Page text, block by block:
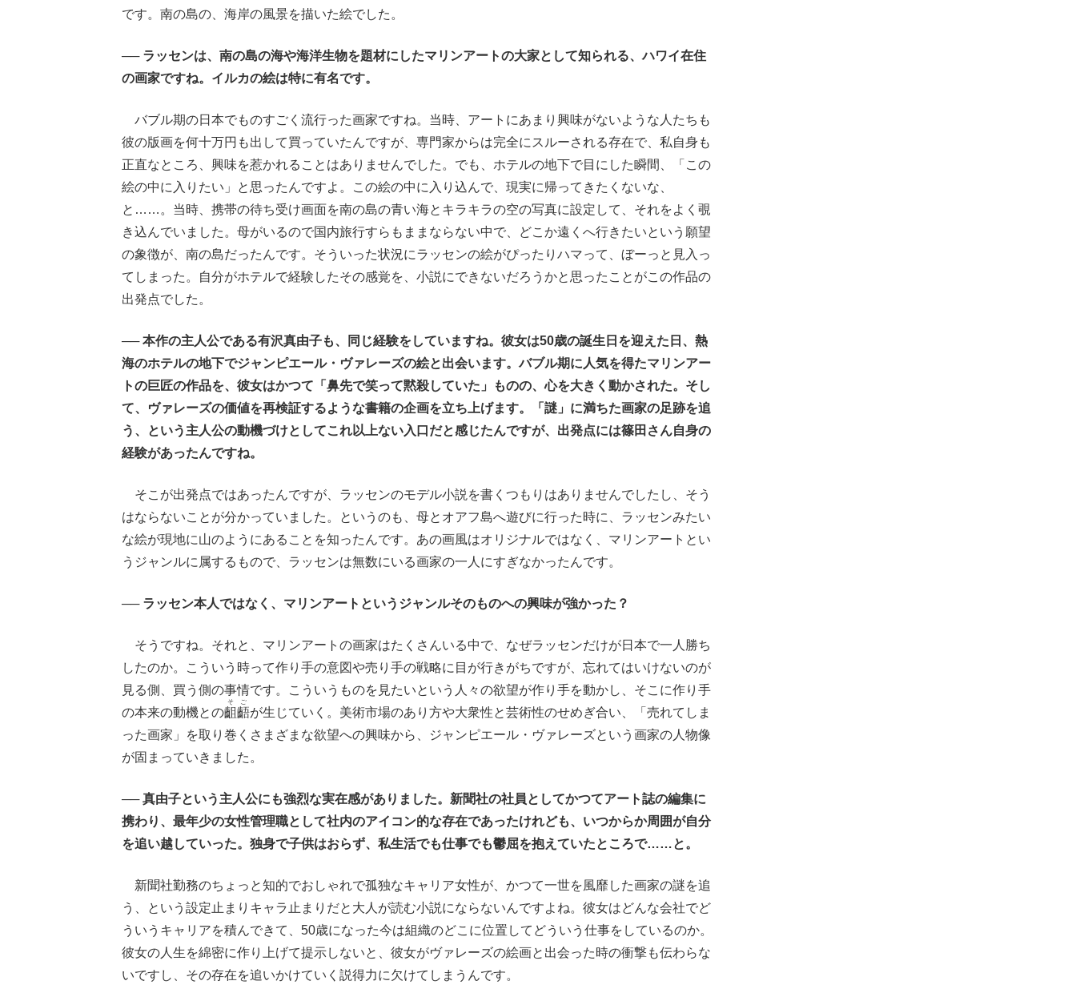
です。南の島の、海岸の風景を描いた絵でした。
── ラッセンは、南の島の海や海洋生物を題材にしたマリンアートの大家として知られる、ハワイ在住
の画家ですね。イルカの絵は特に有名です。
バブル期の日本でものすごく流行った画家ですね。当時、アートにあまり興味がないような人たちも
彼の版画を何十万円も出して買っていたんですが、専門家からは完全にスルーされる存在で、私自身も
正直なところ、興味を惹かれることはありませんでした。でも、ホテルの地下で目にした瞬間、「この
絵の中に入りたい」と思ったんですよ。この絵の中に入り込んで、現実に帰ってきたくないな、
と……。当時、携帯の待ち受け画面を南の島の青い海とキラキラの空の写真に設定して、それをよく覗
き込んでいました。母がいるので国内旅行すらもままならない中で、どこか遠くへ行きたいという願望
の象徴が、南の島だったんです。そういった状況にラッセンの絵がぴったりハマって、ぼーっと見入っ
てしまった。自分がホテルで経験したその感覚を、小説にできないだろうかと思ったことがこの作品の
出発点でした。
── 本作の主人公である有沢真由子も、同じ経験をしていますね。彼女は50歳の誕生日を迎えた日、熱
海のホテルの地下でジャンピエール・ヴァレーズの絵と出会います。バブル期に人気を得たマリンアー
トの巨匠の作品を、彼女はかつて「鼻先で笑って黙殺していた」ものの、心を大きく動かされた。そし
て、ヴァレーズの価値を再検証するような書籍の企画を立ち上げます。「謎」に満ちた画家の足跡を追
う、という主人公の動機づけとしてこれ以上ない入口だと感じたんですが、出発点には篠田さん自身の
経験があったんですね。
そこが出発点ではあったんですが、ラッセンのモデル小説を書くつもりはありませんでしたし、そう
はならないことが分かっていました。というのも、母とオアフ島へ遊びに行った時に、ラッセンみたい
な絵が現地に山のようにあることを知ったんです。あの画風はオリジナルではなく、マリンアートとい
うジャンルに属するもので、ラッセンは無数にいる画家の一人にすぎなかったんです。
── ラッセン本人ではなく、マリンアートというジャンルそのものへの興味が強かった？
そうですね。それと、マリンアートの画家はたくさんいる中で、なぜラッセンだけが日本で一人勝ち
したのか。こういう時って作り手の意図や売り手の戦略に目が行きがちですが、忘れてはいけないのが
見る側、買う側の事情です。こういうものを見たいという人々の欲望が作り手を動かし、そこに作り手
の本来の動機との齟齬
そご
が生じていく。美術市場のあり方や大衆性と芸術性のせめぎ合い、「売れてしま
った画家」を取り巻くさまざまな欲望への興味から、ジャンピエール・ヴァレーズという画家の人物像
が固まっていきました。
── 真由子という主人公にも強烈な実在感がありました。新聞社の社員としてかつてアート誌の編集に
携わり、最年少の女性管理職として社内のアイコン的な存在であったけれども、いつからか周囲が自分
を追い越していった。独身で子供はおらず、私生活でも仕事でも鬱屈を抱えていたところで……と。
新聞社勤務のちょっと知的でおしゃれで孤独なキャリア女性が、かつて一世を風靡した画家の謎を追
う、という設定止まりキャラ止まりだと大人が読む小説にならないんですよね。彼女はどんな会社でど
ういうキャリアを積んできて、50歳になった今は組織のどこに位置してどういう仕事をしているのか。
彼女の人生を綿密に作り上げて提示しないと、彼女がヴァレーズの絵画と出会った時の衝撃も伝わらな
いですし、その存在を追いかけていく説得力に欠けてしまうんです。